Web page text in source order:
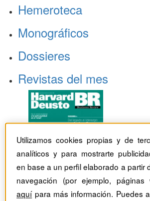
Hemeroteca
Monográficos
Dossieres
Revistas del mes
Utilizamos cookies propias y de
analíticos y para mostrarte
en base a un perfil elaborado a partir
navegación (por ejemplo, páginas
aquípara más información. Puedes